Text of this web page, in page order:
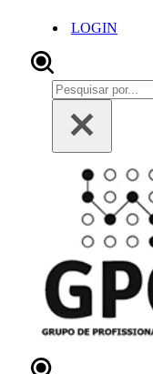
LOGIN
Pesquisar
por...